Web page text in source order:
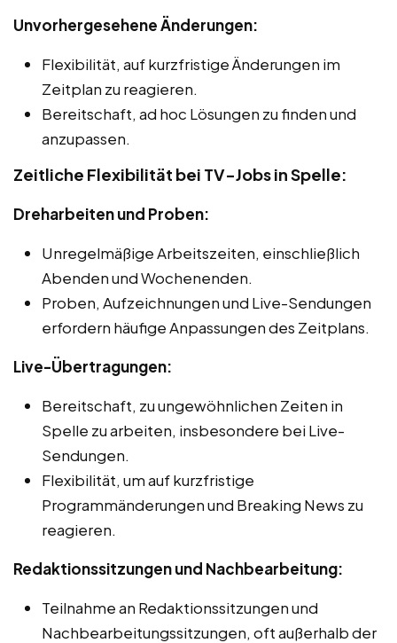
Unvorhergesehene Änderungen:
Flexibilität, auf kurzfristige Änderungen im
Zeitplan zu reagieren.
Bereitschaft, ad hoc Lösungen zu finden und
anzupassen.
Zeitliche Flexibilität bei TV-Jobs in Spelle:
Dreharbeiten und Proben:
Unregelmäßige Arbeitszeiten, einschließlich
Abenden und Wochenenden.
Proben, Aufzeichnungen und Live-Sendungen
erfordern häufige Anpassungen des Zeitplans.
Live-Übertragungen:
Bereitschaft, zu ungewöhnlichen Zeiten in
Spelle zu arbeiten, insbesondere bei Live-
Sendungen.
Flexibilität, um auf kurzfristige
Programmänderungen und Breaking News zu
reagieren.
Redaktionssitzungen und Nachbearbeitung:
Teilnahme an Redaktionssitzungen und
Nachbearbeitungssitzungen, oft außerhalb der